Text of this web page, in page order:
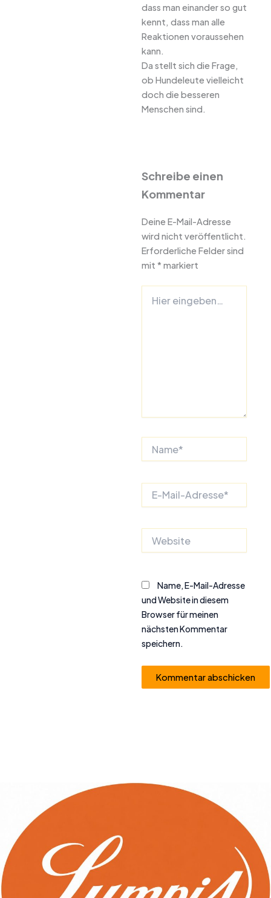
dass man einander so gut
kennt, dass man alle
Reaktionen voraussehen
kann.
Da stellt sich die Frage,
ob Hundeleute vielleicht
doch die besseren
Menschen sind.
Schreibe einen
Kommentar
Deine E-Mail-Adresse
wird nicht veröffentlicht.
Erforderliche Felder sind
mit * markiert
eingeben…
Mail-
Name, E-Mail-Adresse
und Website in diesem
Browser für meinen
nächsten Kommentar
speichern.